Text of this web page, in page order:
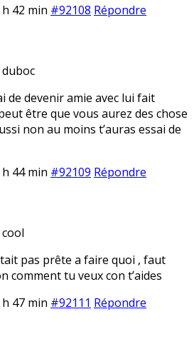
42 min #92108 Répondre
de devenir amie avec lui fait
être que vous aurez des chose
non au moins t’auras essai de
44 min #92109 Répondre
pas prête a faire quoi , faut
comment tu veux con t’aides
47 min #92111 Répondre